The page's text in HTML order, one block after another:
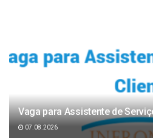
Vaga para Assistente de
07.08.2026